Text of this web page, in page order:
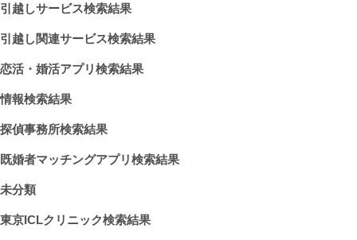
引越しサービス検索結果
引越し関連サービス検索結果
恋活・婚活アプリ検索結果
情報検索結果
探偵事務所検索結果
既婚者マッチングアプリ検索結果
未分類
東京ICLクリニック検索結果